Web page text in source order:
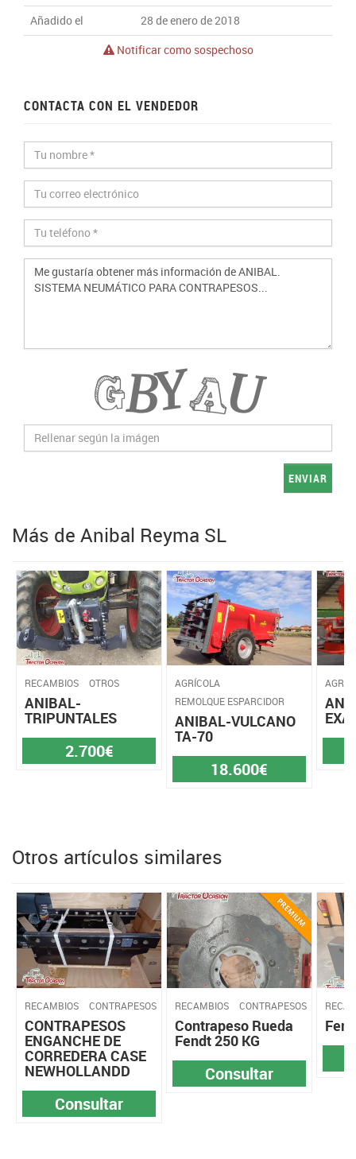
Añadido el
28 de enero de 2018
Notificar como sospechoso
CONTACTA CON EL VENDEDOR
ENVIAR
Más de Anibal Reyma SL
RECAMBIOS OTROS
ANIBAL-
TRIPUNTALES
2.700€
AGRÍCOLA
REMOLQUE ESPARCIDOR
ANIBAL-VULCANO
TA-70
18.600€
Otros artículos similares
RECAMBIOS CONTRAPESOS
CONTRAPESOS
ENGANCHE DE
CORREDERA CASE
NEWHOLLANDD
Consultar
RECAMBIOS CONTRAPESOS
Contrapeso Rueda
Fendt 250 KG
Consultar